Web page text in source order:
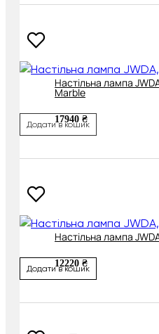
Настільна лампа
Marble
17940 ₴
Додати в кошик
Настільна лампа
12220 ₴
Додати в кошик